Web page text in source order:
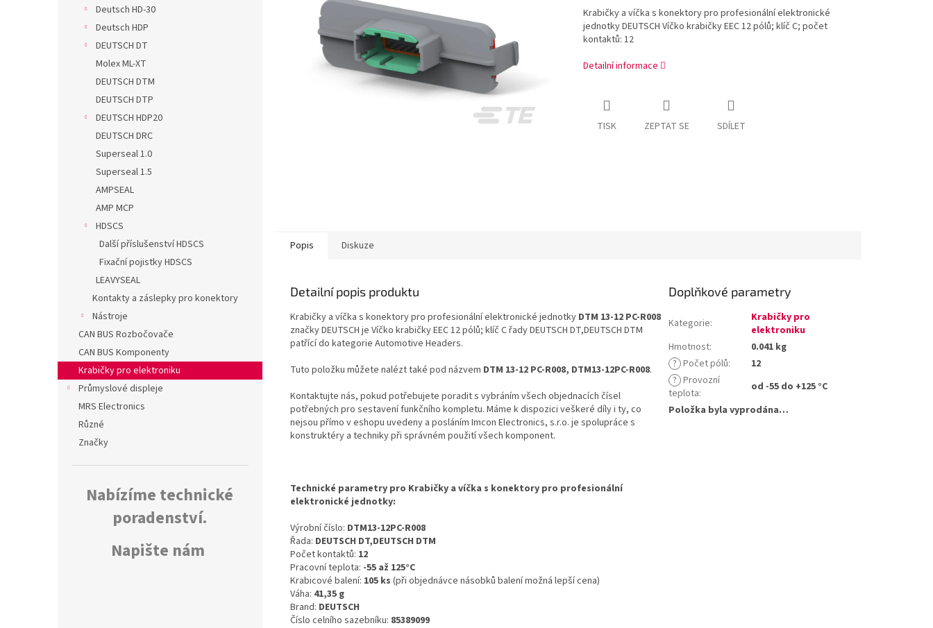
Deutsch HD-30
Deutsch HDP
DEUTSCH DT
Molex ML-XT
DEUTSCH DTM
DEUTSCH DTP
DEUTSCH HDP20
DEUTSCH DRC
Superseal 1.0
Superseal 1.5
AMPSEAL
AMP MCP
HDSCS
Další příslušenství HDSCS
Fixační pojistky HDSCS
LEAVYSEAL
Kontakty a záslepky pro konektory
Nástroje
CAN BUS Rozbočovače
CAN BUS Komponenty
Krabičky pro elektroniku
Průmyslové displeje
MRS Electronics
Různé
Značky
Nabízíme technické
poradenství.
Napište nám
Krabičky a víčka s konektory pro profesionální elektronické
jednotky DEUTSCH Víčko krabičky EEC 12 pólů; klíč C; počet
kontaktů: 12
Detailní informace
TISK ZEPTAT SE SDÍLET
Popis Diskuze
Detailní popis produktu
Krabičky a víčka s konektory pro profesionální elektronické jednotky DTM 13-12 PC-R008
značky DEUTSCH je Víčko krabičky EEC 12 pólů; klíč C řady DEUTSCH DT,DEUTSCH DTM
patřící do kategorie Automotive Headers.
Tuto položku můžete nalézt také pod názvem DTM 13-12 PC-R008, DTM13-12PC-R008.
Kontaktujte nás, pokud potřebujete poradit s vybráním všech objednacích čísel
potřebných pro sestavení funkčního kompletu. Máme k dispozici veškeré díly i ty, co
nejsou přímo v eshopu uvedeny a posláním Imcon Electronics, s.r.o. je spolupráce s
konstruktéry a techniky při správném použití všech komponent.
Technické parametry pro Krabičky a víčka s konektory pro profesionální
elektronické jednotky:
Výrobní číslo: DTM13-12PC-R008
Řada: DEUTSCH DT,DEUTSCH DTM
Počet kontaktů: 12
Pracovní teplota: -55 až 125°C
Krabicové balení: 105 ks (při objednávce násobků balení možná lepší cena)
Váha: 41,35 g
Brand: DEUTSCH
Číslo celního sazebníku: 85389099
Doplňkové parametry
Kategorie:
Krabičky pro
elektroniku
Hmotnost:
0.041 kg
? Počet pólů:
12
? Provozní
teplota:
od -55 do +125 °C
Položka byla vyprodána…